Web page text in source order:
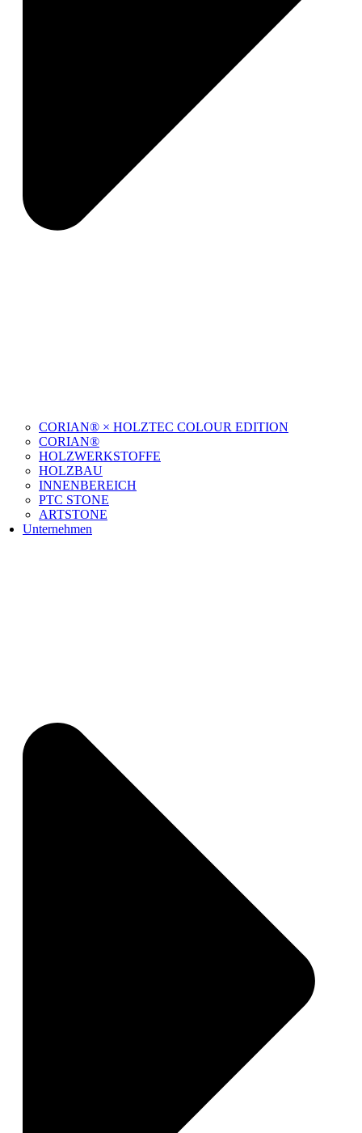
CORIAN® × HOLZTEC COLOUR EDITION
CORIAN®
HOLZWERKSTOFFE
HOLZBAU
INNENBEREICH
PTC STONE
ARTSTONE
Unternehmen